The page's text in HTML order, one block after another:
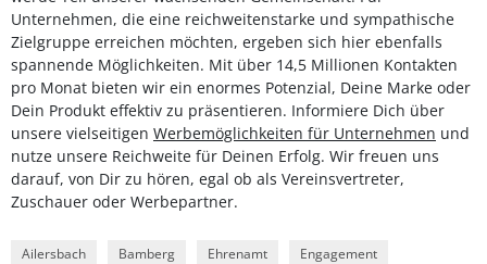
Unternehmen, die eine reichweitenstarke und sympathische
Zielgruppe erreichen möchten, ergeben sich hier ebenfalls
spannende Möglichkeiten. Mit über 14,5 Millionen Kontakten
pro Monat bieten wir ein enormes Potenzial, Deine Marke oder
Dein Produkt effektiv zu präsentieren. Informiere Dich über
unsere vielseitigen Werbemöglichkeiten für Unternehmen und
nutze unsere Reichweite für Deinen Erfolg. Wir freuen uns
darauf, von Dir zu hören, egal ob als Vereinsvertreter,
Zuschauer oder Werbepartner.
Ailersbach Bamberg Ehrenamt Engagement